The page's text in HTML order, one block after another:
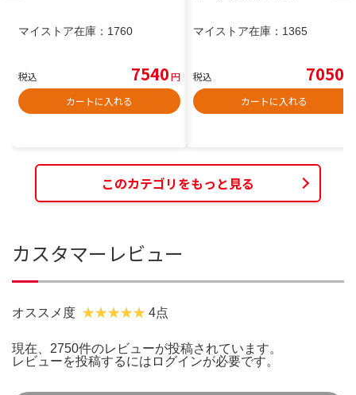
マイストア在庫： 1760
税込 7540円
カートに入れる
マイストア在庫： 1365
税込 7050
カートに入れる
このカテゴリをもっと見る
カスタマーレビュー
オススメ度 4点
現在、2750件のレビューが投稿されています。
レビューを投稿するには ログインが必要です。